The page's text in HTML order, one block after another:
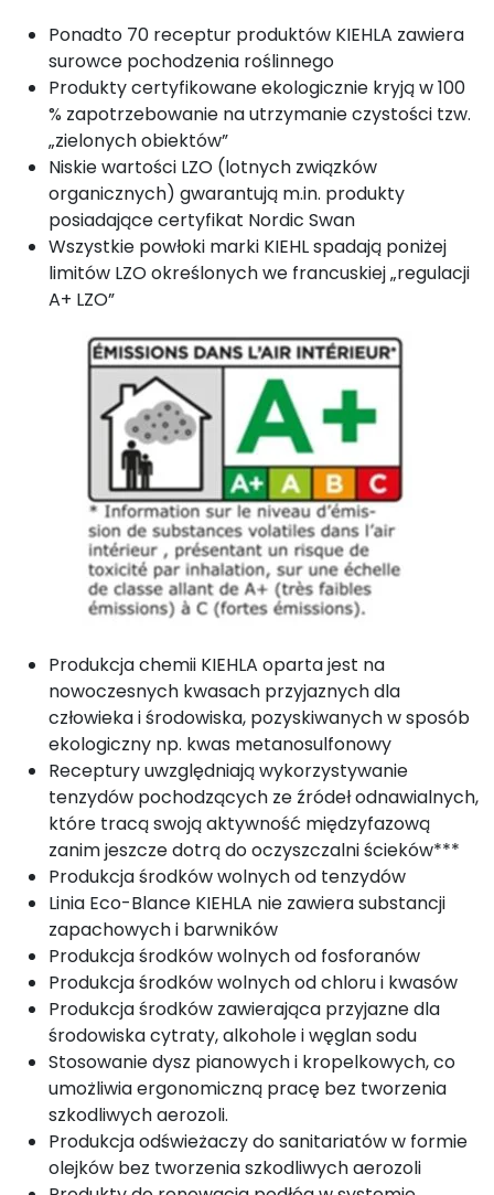
Ponadto 70 receptur produktów KIEHLA zawiera
surowce pochodzenia roślinnego
Produkty certyfikowane ekologicznie kryją w 100
% zapotrzebowanie na utrzymanie czystości tzw.
„zielonych obiektów”
Niskie wartości LZO (lotnych związków
organicznych) gwarantują m.in. produkty
posiadające certyfikat Nordic Swan
Wszystkie powłoki marki KIEHL spadają poniżej
limitów LZO określonych we francuskiej „regulacji
A+ LZO”
Produkcja chemii KIEHLA oparta jest na
nowoczesnych kwasach przyjaznych dla
człowieka i środowiska, pozyskiwanych w sposób
ekologiczny np. kwas metanosulfonowy
Receptury uwzględniają wykorzystywanie
tenzydów pochodzących ze źródeł odnawialnych,
które tracą swoją aktywność międzyfazową
zanim jeszcze dotrą do oczyszczalni ścieków***
Produkcja środków wolnych od tenzydów
Linia Eco-Blance KIEHLA nie zawiera substancji
zapachowych i barwników
Produkcja środków wolnych od fosforanów
Produkcja środków wolnych od chloru i kwasów
Produkcja środków zawierająca przyjazne dla
środowiska cytraty, alkohole i węglan sodu
Stosowanie dysz pianowych i kropelkowych, co
umożliwia ergonomiczną pracę bez tworzenia
szkodliwych aerozoli.
Produkcja odświeżaczy do sanitariatów w formie
olejków bez tworzenia szkodliwych aerozoli